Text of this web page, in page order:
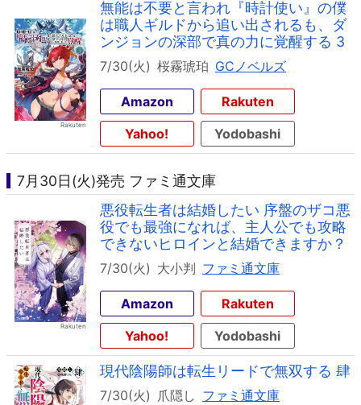
無能は不要と言われ『時計使い』の僕
は職人ギルドから追い出されるも、ダ
ンジョンの深部で真の力に覚醒する 3
7/30(火) 桜霧琥珀 GCノベルズ
Amazon
Rakuten
Yahoo!
Yodobashi
7月30日(火)発売 ファミ通文庫
悪役転生者は結婚したい 序盤のザコ悪
役でも最強になれば、主人公でも攻略
できないヒロインと結婚できますか？
7/30(火) 大小判 ファミ通文庫
Amazon
Rakuten
Yahoo!
Yodobashi
現代陰陽師は転生リードで無双する 肆
7/30(火) 爪隠し ファミ通文庫